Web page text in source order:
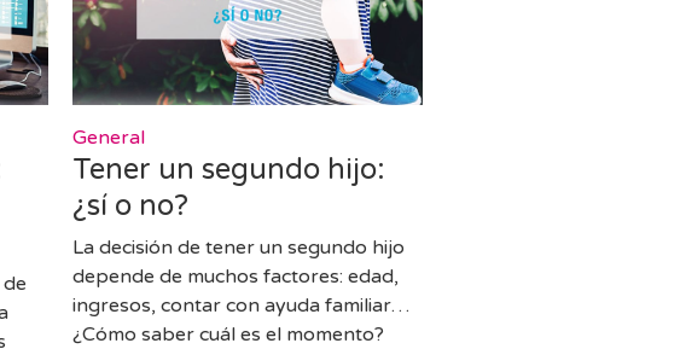
General
Tener un segundo hijo:
¿sí o no?
La decisión de tener un segundo hijo
depende de muchos factores: edad,
ingresos, contar con ayuda familiar…
¿Cómo saber cuál es el momento?